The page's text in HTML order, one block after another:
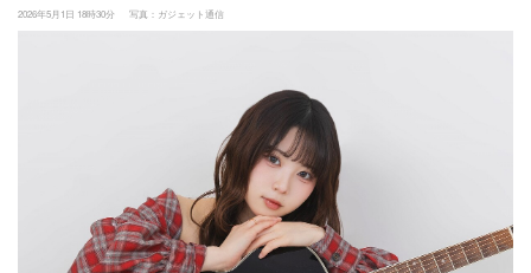
2026年5月1日 18時30分 写真：ガジェット通信